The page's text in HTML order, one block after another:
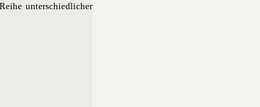
unterschiedlicher